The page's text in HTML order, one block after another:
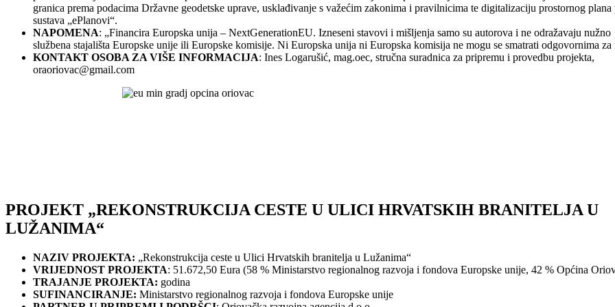
granica prema podacima Državne geodetske uprave, usklađivanje s važećim zakonima i pravilnicima te digitalizaciju prostornog plana
sustava „ePlanovi“.
NAPOMENA: „Financira Europska unija – NextGenerationEU. Izneseni stavovi i mišljenja samo su autorova i ne odražavaju nužno
službena stajališta Europske unije ili Europske komisije. Ni Europska unija ni Europska komisija ne mogu se smatrati odgovornima za
KONTAKT OSOBA ZA VIŠE INFORMACIJA: Ines Logarušić, mag.oec, stručna suradnica za pripremu i provedbu projekta,
oraoriovac@gmail.com
PROJEKT „REKONSTRUKCIJA CESTE U ULICI HRVATSKIH BRANITELJA U
LUŽANIMA“
NAZIV PROJEKTA: „Rekonstrukcija ceste u Ulici Hrvatskih branitelja u Lužanima“
VRIJEDNOST PROJEKTA: 51.672,50 Eura (58 % Ministarstvo regionalnog razvoja i fondova Europske unije, 42 % Općina
TRAJANJE PROJEKTA: godina
SUFINANCIRANJE: Ministarstvo regionalnog razvoja i fondova Europske unije